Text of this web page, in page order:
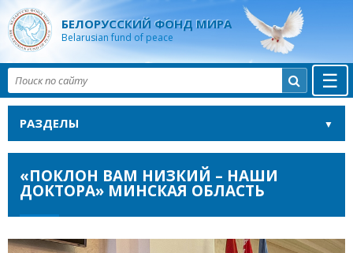
БЕЛОРУССКИЙ ФОНД МИРА
Belarusian fund of peace
☰

РАЗДЕЛЫ
«ПОКЛОН ВАМ НИЗКИЙ – НАШИ
ДОКТОРА» МИНСКАЯ ОБЛАСТЬ